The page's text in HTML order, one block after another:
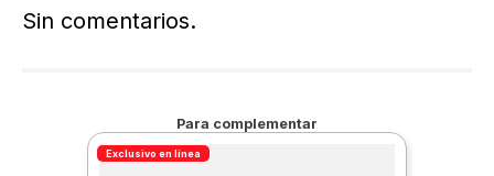
Sin comentarios.
Para complementar
Exclusivo en línea